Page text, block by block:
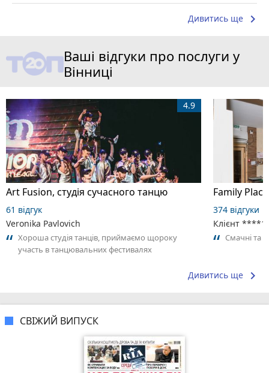
Дивитись ще keyboard_arrow_right
Ваші відгуки про послуги у
Вінниці
Art Fusion, студія сучасного танцю
4.9
61 відгук
Veronika Pavlovich
Хороша студія танців, приймаємо щороку
участь в танцювальних фестивалях
Family
374 відгуки
Клієнт
Смачні та
Дивитись ще keyboard_arrow_right
СВІЖИЙ ВИПУСК